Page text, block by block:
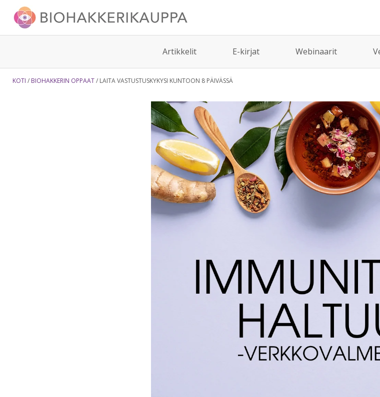
Artikkelit E-kirjat Webinaarit
KOTI BIOHAKKERIN OPPAAT LAITA VASTUSTUSKYKYSI KUNTOON 8 PÄIVÄSSÄ